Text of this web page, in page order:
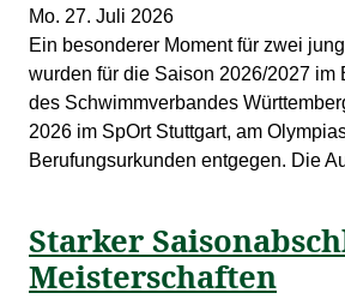
Mo. 27. Juli 2026
Ein besonderer Moment für zwei
wurden für die Saison 2026/2027
des Schwimmverbandes
2026 im SpOrt Stuttgart, am
Berufungsurkunden entgegen. Die
Starker
Meisterschaften